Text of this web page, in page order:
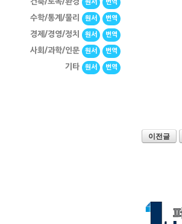
원서 번역
수학/통계/물리 원서 번역
경제/경영/정치 원서 번역
사회/과학/인문 원서 번역
기타 원서 번역
이전글